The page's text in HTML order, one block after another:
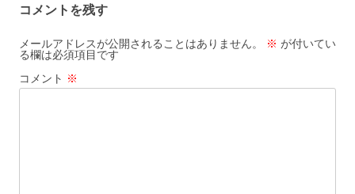
ゲ
ー
シ
ョ
コメントを残す
メールアドレスが公開されることはありません。 ※ が付いてい
る欄は必須項目です
コメント ※